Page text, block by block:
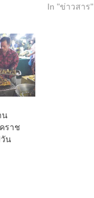
In "ข่าวสาร"
น
ราช
น